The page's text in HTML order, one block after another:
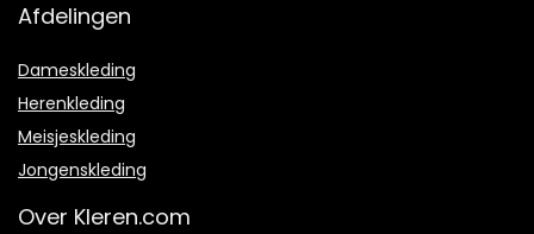
Afdelingen
Dameskleding
Herenkleding
Meisjeskleding
Jongenskleding
Over Kleren.com